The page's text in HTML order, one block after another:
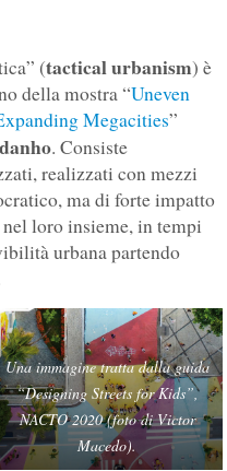
(tactical urbanism) è
della mostra “Uneven
Megacities”
. Consiste
realizzati con mezzi
ma di forte impatto
loro insieme, in tempi
urbana partendo
Una immagine tratta dalla guida
“Designing Streets for Kids”,
NACTO 2020 (foto di Victor
Macedo).